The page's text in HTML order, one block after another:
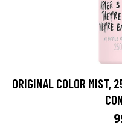
ORIGINAL COLOR MIST,